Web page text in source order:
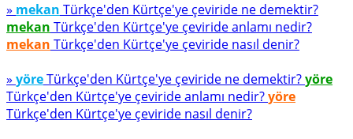
» mekan Türkçe'den Kürtçe'ye çeviride ne demektir?
mekan Türkçe'den Kürtçe'ye çeviride anlamı nedir?
mekan Türkçe'den Kürtçe'ye çeviride nasıl denir?
» yöreTürkçe'den Kürtçe'ye çeviride ne demektir?yöre
Türkçe'den Kürtçe'ye çeviride anlamı nedir?yöre
Türkçe'den Kürtçe'ye çeviride nasıl denir?